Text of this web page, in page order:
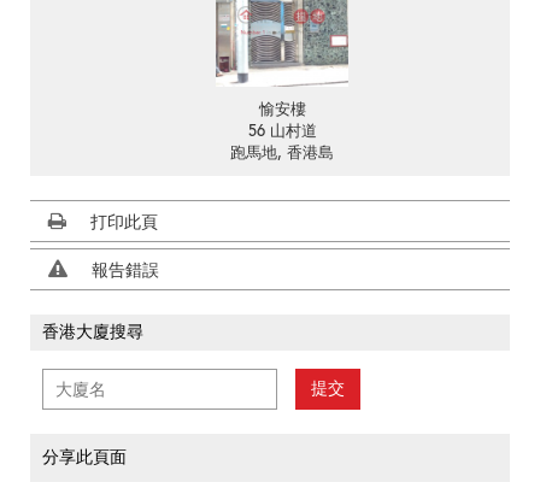
愉安樓
56 山村道
跑馬地, 香港島
打印此頁
報告錯誤
香港大廈搜尋
提交
分享此頁面